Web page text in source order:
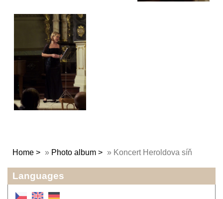
Home » Photo album » Koncert Heroldova síň
Languages